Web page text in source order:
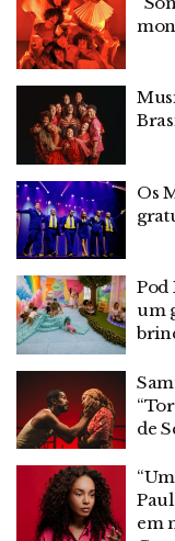
Os
Pod
um
de
em